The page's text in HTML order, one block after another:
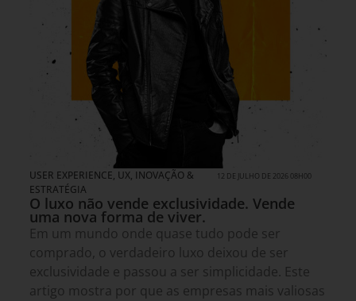
USER EXPERIENCE, UX, INOVAÇÃO &
ESTRATÉGIA
12 DE JULHO DE 2026 08H00
O luxo não vende exclusividade. Vende
uma nova forma de viver.
Em um mundo onde quase tudo pode ser
comprado, o verdadeiro luxo deixou de ser
exclusividade e passou a ser simplicidade. Este
artigo mostra por que as empresas mais valiosas